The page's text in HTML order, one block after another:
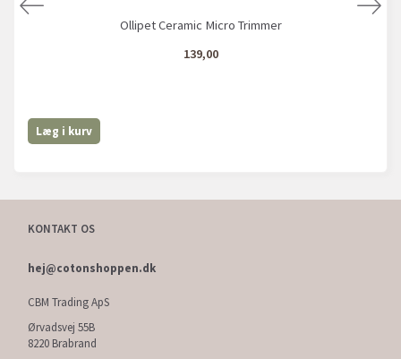
Ollipet Ceramic Micro Trimmer
139,00
Læg i kurv
KONTAKT OS
hej@cotonshoppen.dk
CBM Trading ApS
Ørvadsvej 55B
8220 Brabrand